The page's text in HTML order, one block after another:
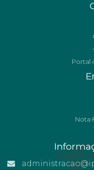
Portal
Nota